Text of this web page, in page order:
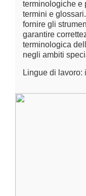
terminologiche e
termini e
fornire gli
garantire
terminologica
negli ambiti
Lingue di